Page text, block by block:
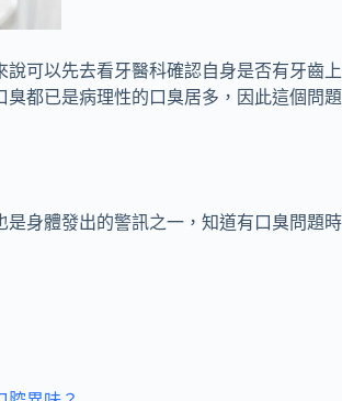
可以先去看牙醫科確認自身是否有牙齒
都已是病理性的口臭居多，因此這個問
身體發出的警訊之一，知道有口臭問題